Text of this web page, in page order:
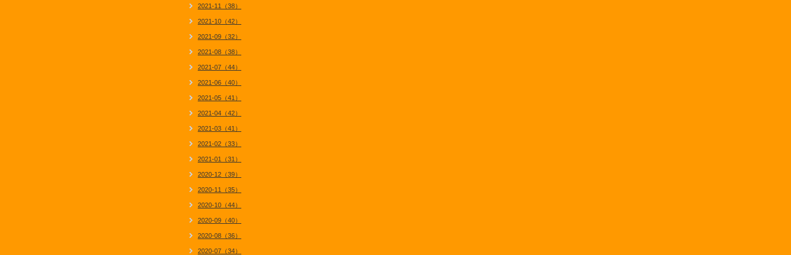
2021-11（38）
2021-10（42）
2021-09（32）
2021-08（38）
2021-07（44）
2021-06（40）
2021-05（41）
2021-04（42）
2021-03（41）
2021-02（33）
2021-01（31）
2020-12（39）
2020-11（35）
2020-10（44）
2020-09（40）
2020-08（36）
2020-07（34）